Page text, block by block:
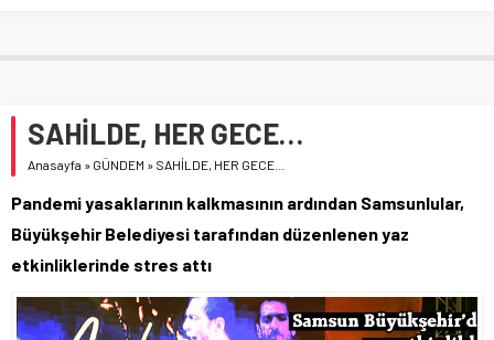
SAHİLDE, HER GECE…
Anasayfa » GÜNDEM » SAHİLDE, HER GECE…
Pandemi yasaklarının kalkmasının ardından Samsunlular,
Büyükşehir Belediyesi tarafından düzenlenen yaz
etkinliklerinde stres attı